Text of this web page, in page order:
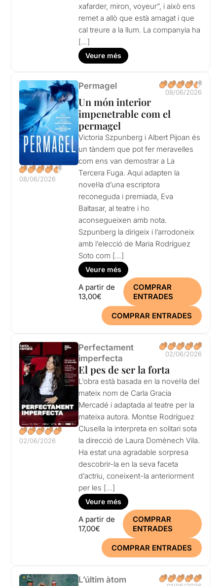
xafarder, miron, voyeur”, i això ens
remet a allò que està amagat i que
cal treure a la llum. La companyia ha
[…]
Veure més
08/06/2026
Permagel
08/06/2026
Un món interior
impenetrable com el
permagel
Victoria Szpunberg i Albert Pijoan és
un tàndem que pot fer meravelles
com ens van demostrar a La
Tercera Fuga. Aquí adapten la
novel·la d’una escriptora
reconeguda i premiada, Eva
Baltasar, al teatre i ho
aconsegueixen amb nota.
Szpunberg la dirigeix ​​i l’arrodoneix
amb l’elecció de Maria Rodríguez
Soto com […]
Veure més
A partir de
13,00€
COMPRAR
ENTRADES
COMPRAR ENTRADES
02/06/2026
Perfectament
imperfecta
02/06/2026
El pes de ser la forta
L’obra està basada en la novel·la del
mateix nom de Carla Gracia
Mercadé i adaptada al teatre per la
mateixa autora. Montse Rodríguez
Clusella la interpreta en solitari sota
la direcció de Laura Domènech Vila.
Ha estat una agradable sorpresa
descobrir-la en la seva faceta
d’actriu, coneixent-la anteriorment
per les […]
Veure més
A partir de
17,00€
COMPRAR
ENTRADES
COMPRAR ENTRADES
L’últim àtom